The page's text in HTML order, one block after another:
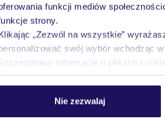
funkcji mediów
strony.
„Zezwól na wszystkie”
swój wybór wchodząc w
informacje o plikach
Nie zezwalaj
Całodobowa recepcja
konferencyjna
Rok otwarcia hotelu:
2010
Winda Liczba wind: 1